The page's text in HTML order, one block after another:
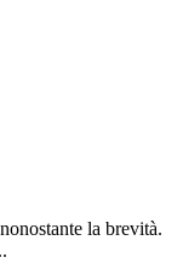
la brevità.